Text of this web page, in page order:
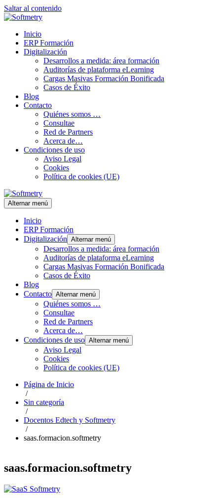
Saltar al contenido
Inicio
ERP Formación
Digitalización
Desarrollos a medida: área formación
Auditorías de plataforma eLearning
Cargas Masivas Formación Bonificada
Casos de Éxito
Blog
Contacto
Quiénes somos …
Consultae
Red de Partners
Acerca de…
Condiciones de uso
Aviso Legal
Cookies
Política de cookies (UE)
Alternar menú
Inicio
ERP Formación
Digitalización Alternar menú
Desarrollos a medida: área formación
Auditorías de plataforma eLearning
Cargas Masivas Formación Bonificada
Casos de Éxito
Blog
Contacto Alternar menú
Quiénes somos …
Consultae
Red de Partners
Acerca de…
Condiciones de uso Alternar menú
Aviso Legal
Cookies
Política de cookies (UE)
Página de Inicio
/
Sin categoría
/
Docentos Edtech y Softmetry
/
saas.formacion.softmetry
saas.formacion.softmetry